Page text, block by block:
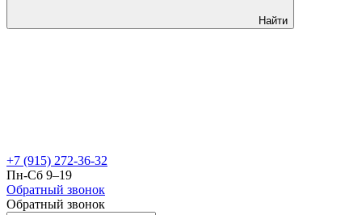
Найти
+7 (915) 272-36-32
Пн-Сб 9–19
Обратный звонок
Обратный звонок